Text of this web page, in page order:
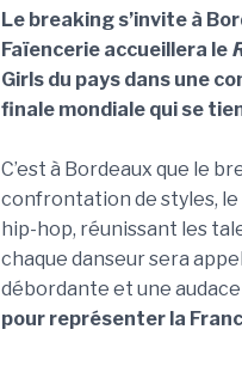
Le breaking s’invite à
Faïencerie accueillera le
Girls du pays dans une
finale mondiale qui se
C’est à Bordeaux que le
confrontation de styles, le
hip-hop, réunissant les
chaque danseur sera
débordante et une audace
pour représenter la